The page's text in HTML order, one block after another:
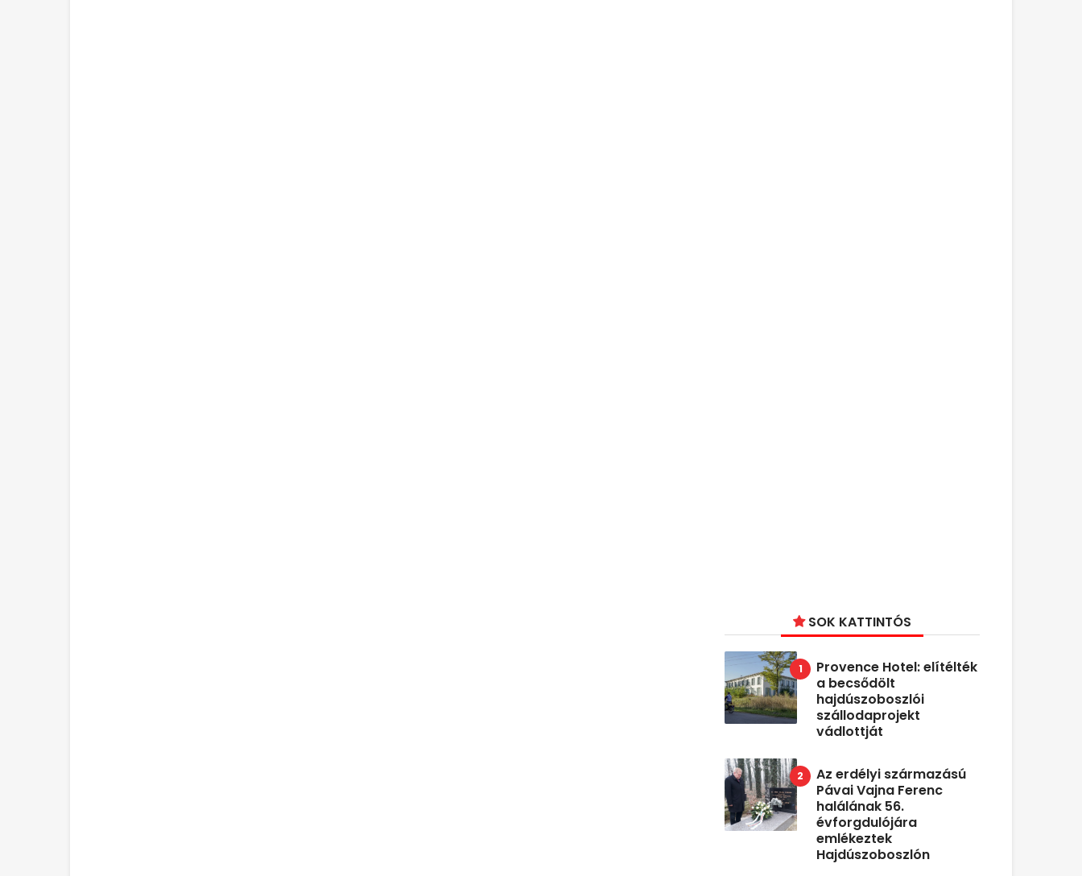
SOK KATTINTÓS
Provence Hotel: elítélték
a becsődölt
hajdúszoboszlói
szállodaprojekt
vádlottját
Az erdélyi származású
Pávai Vajna Ferenc
halálának 56.
évforgdulójára
emlékeztek
Hajdúszoboszlón